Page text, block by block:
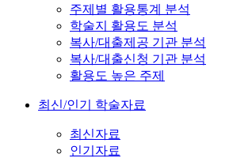
주제별 활용통계 분석
학술지 활용도 분석
복사/대출제공 기관 분석
복사/대출신청 기관 분석
활용도 높은 주제
최신/인기 학술자료
최신자료
인기자료